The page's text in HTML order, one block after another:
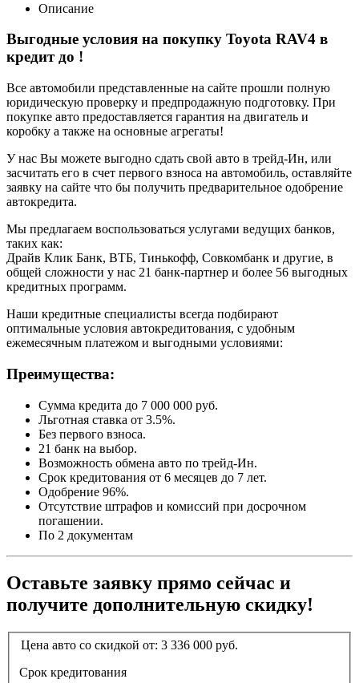
Описание
Выгодные условия на покупку Toyota RAV4 в
кредит до !
Все автомобили представленные на сайте прошли полную
юридическую проверку и предпродажную подготовку. При
покупке авто предоставляется гарантия на двигатель и
коробку а также на основные агрегаты!
У нас Вы можете выгодно сдать свой авто в трейд-Ин, или
засчитать его в счет первого взноса на автомобиль, оставляйте
заявку на сайте что бы получить предварительное одобрение
автокредита.
Мы предлагаем воспользоваться услугами ведущих банков,
таких как:
Драйв Клик Банк, ВТБ, Тинькофф, Совкомбанк и другие, в
общей сложности у нас 21 банк-партнер и более 56 выгодных
кредитных программ.
Наши кредитные специалисты всегда подбирают
оптимальные условия автокредитования, с удобным
ежемесячным платежом и выгодными условиями:
Преимущества:
Сумма кредита до 7 000 000 руб.
Льготная ставка от 3.5%.
Без первого взноса.
21 банк на выбор.
Возможность обмена авто по трейд-Ин.
Срок кредитования от 6 месяцев до 7 лет.
Одобрение 96%.
Отсутствие штрафов и комиссий при досрочном
погашении.
По 2 документам
Оставьте заявку прямо сейчас и
получите дополнительную скидку!
Цена авто со скидкой от: 3 336 000 руб.
Срок кредитования